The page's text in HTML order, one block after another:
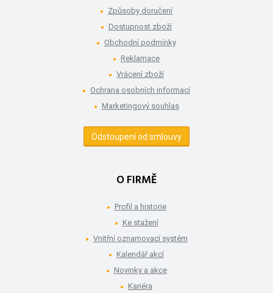
Způsoby doručení
Dostupnost zboží
Obchodní podmínky
Reklamace
Vrácení zboží
Ochrana osobních informací
Marketingový souhlas
Odstoupení od smlouvy
O FIRMĚ
Profil a historie
Ke stažení
Vnitřní oznamovací systém
Kalendář akcí
Novinky a akce
Kariéra